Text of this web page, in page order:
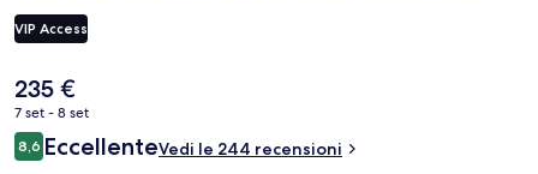
includono biciclette gratuite, una terrazza e un giardino. Altri
viaggiatori apprezzano il personale gentile della struttura. La
Stazione di Keage si trova a 7 min a piedi e Stazione di Higashiyama a
13.
VIP Access
Il
prezzo
attuale
è
235 €
7 set - 8 set
Recensioni
8,68,6 su 10
EccellenteVedi le 244 recensioni